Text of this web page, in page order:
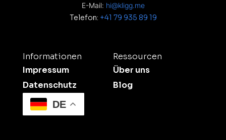
E-Mail: hi@kligg.me
Telefon: +41 79 935 89 19
Informationen
Impressum
Datenschutz
Ressourcen
Über uns
Blog
DE